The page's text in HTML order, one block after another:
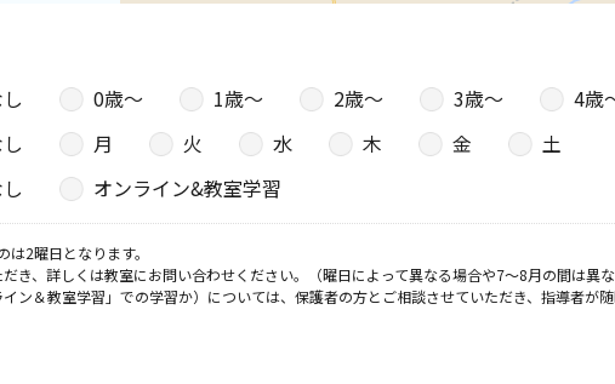
0歳〜 1歳〜 2歳〜 3歳〜 4歳
月 火 水 木 金
土
オンライン&教室学習
2曜日となります。
、詳しくは教室にお問い合わせください。（曜日によって異なる場合や7～8月の間は異な
＆教室学習」での学習か）については、保護者の方とご相談させていただき、指導者が随